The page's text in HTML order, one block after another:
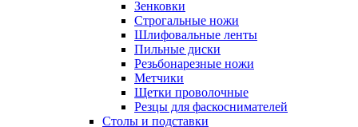
Зенковки
Строгальные ножи
Шлифовальные ленты
Пильные диски
Резьбонарезные ножи
Метчики
Щетки проволочные
Резцы для фаскоснимателей
Столы и подставки